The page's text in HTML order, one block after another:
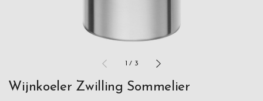
1 / 3
Wijnkoeler Zwilling Sommelier